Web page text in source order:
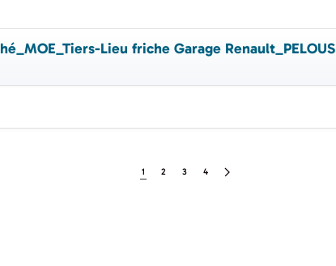
Lieu friche Garage Renault_PELOUS
1 2 3 4